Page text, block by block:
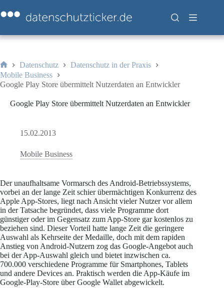
Inhalt
springen
Start
Datenschutz
Datenschutz in der Praxis
Mobile Business
Google Play Store übermittelt Nutzerdaten an Entwickler
Google Play Store übermittelt Nutzerdaten an Entwickler
15.02.2013
Mobile Business
Der unaufhaltsame Vormarsch des Android-Betriebssystems,
vorbei an der lange Zeit schier übermächtigen Konkurrenz des
Apple App-Stores, liegt nach Ansicht vieler Nutzer vor allem
in der Tatsache begründet, dass viele Programme dort
günstiger oder im Gegensatz zum App-Store gar kostenlos zu
beziehen sind. Dieser Vorteil hatte lange Zeit die geringere
Auswahl als Kehrseite der Medaille, doch mit dem rapiden
Anstieg von Android-Nutzern zog das Google-Angebot auch
bei der App-Auswahl gleich und bietet inzwischen ca.
700.000 verschiedene Programme für Smartphones, Tablets
und andere Devices an. Praktisch werden die App-Käufe im
Google-Play-Store über Google Wallet abgewickelt.